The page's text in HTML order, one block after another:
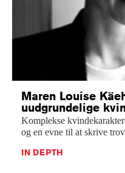
Maren Louise
uudgrundelige
Komplekse
og en evne til at skrive
IN DEPTH